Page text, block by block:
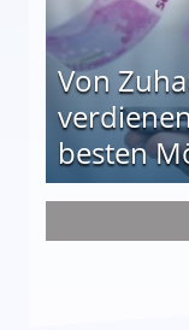
Von
besten
die 15 besten